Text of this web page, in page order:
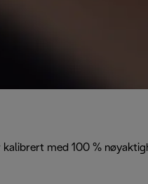
kalibrert med 100 %